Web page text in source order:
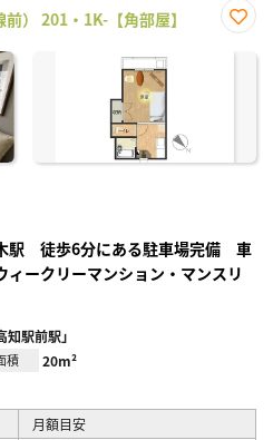
） 201・1K-【角部屋】
に入
木駅 徒歩6分にある駐車場完備 車
ークリーマンション・マンスリ
駅前駅」
積 20m²
月額目安